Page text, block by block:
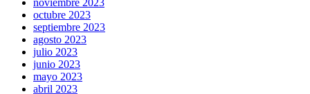
octubre 2023
septiembre 2023
agosto 2023
julio 2023
junio 2023
mayo 2023
abril 2023